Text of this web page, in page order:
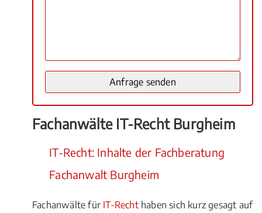
Fachanwälte IT-Recht Burgheim
IT-Recht: Inhalte der Fachberatung
Fachanwalt Burgheim
Fachanwälte für IT-Rechthaben sich kurz gesagt auf